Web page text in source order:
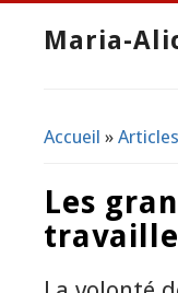
Maria-
Vous êtes ici
Accueil » Articles
Les